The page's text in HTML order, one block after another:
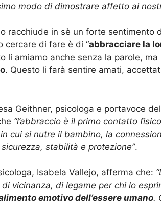
modo di dimostrare affetto ai
racchiude in sè un forte
cercare di fare è di “abbracciare la
li amiamo anche senza la parole,
. Questo li farà sentire amati,
Geithner, psicologa e portavoce
“l’abbraccio è il primo contatto
cui si nutre il bambino, la
stabilità e protezione”.
Isabela Vallejo, afferma che:
vicinanza, di legame per chi lo
emotivo dell’essere umano.